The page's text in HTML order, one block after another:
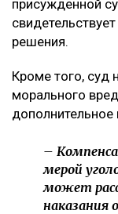
присужденной
решения.
Кроме того, суд
морального
дополнительное
–
мерой
может
наказания